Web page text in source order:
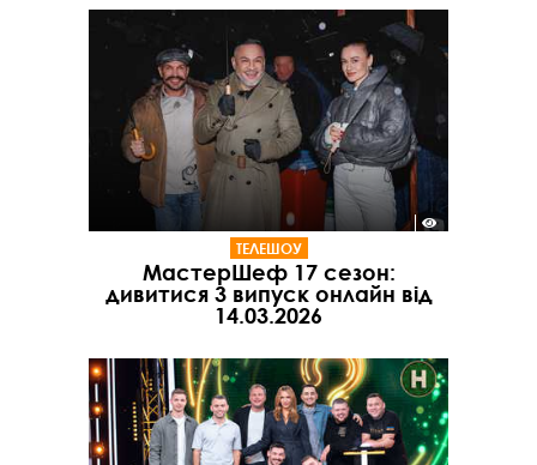
ТЕЛЕШОУ
МастерШеф 17 сезон:
дивитися 3 випуск онлайн від
14.03.2026